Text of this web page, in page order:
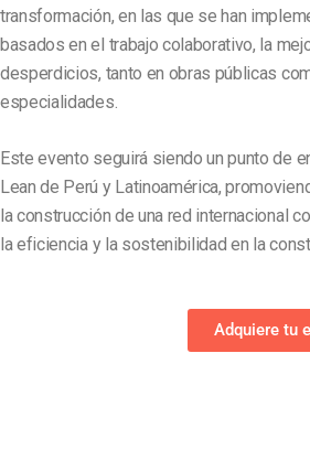
transformación, en las que se han
basados en el trabajo colaborativo, la
desperdicios, tanto en obras públicas
especialidades.
Este evento seguirá siendo un punto de
Lean de Perú y Latinoamérica,
la construcción de una red internacional
la eficiencia y la sostenibilidad en la
Adquiere tu